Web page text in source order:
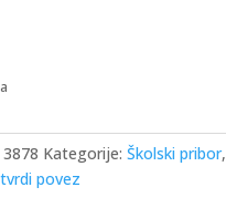
3878 Kategorije: Školski pribor,
povez